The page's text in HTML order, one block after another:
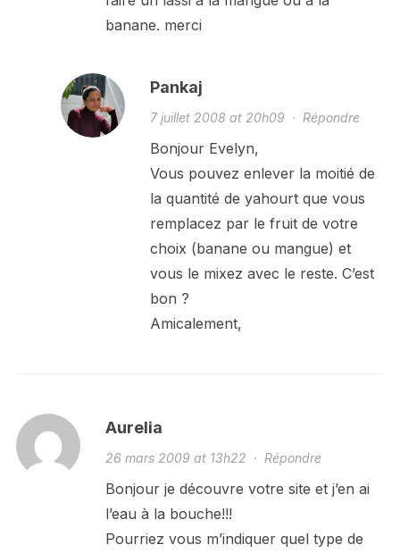
banane. merci
Pankaj
7 juillet 2008 at 20h09 · Répondre
Bonjour Evelyn,
Vous pouvez enlever la moitié de
la quantité de yahourt que vous
remplacez par le fruit de votre
choix (banane ou mangue) et
vous le mixez avec le reste. C’est
bon ?
Amicalement,
Aurelia
26 mars 2009 at 13h22 · Répondre
Bonjour je découvre votre site et j’en ai
l’eau à la bouche!!!
Pourriez vous m’indiquer quel type de